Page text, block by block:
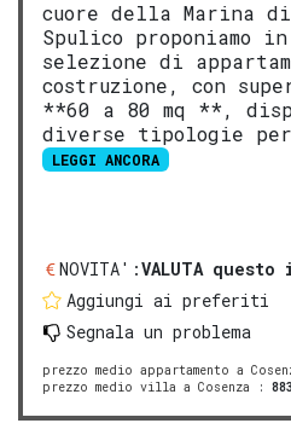
cuore della Marina di
Spulico proponiamo
selezione di
costruzione, con
**60 a 80 mq **,
diverse tipologie
LEGGI ANCORA
NOVITA':VALUTA questo
Aggiungi ai preferiti
Segnala un problema
prezzo medio appartamento a
prezzo medio villa a Cosenza : 883